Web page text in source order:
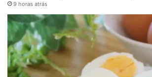
9 horas atrás